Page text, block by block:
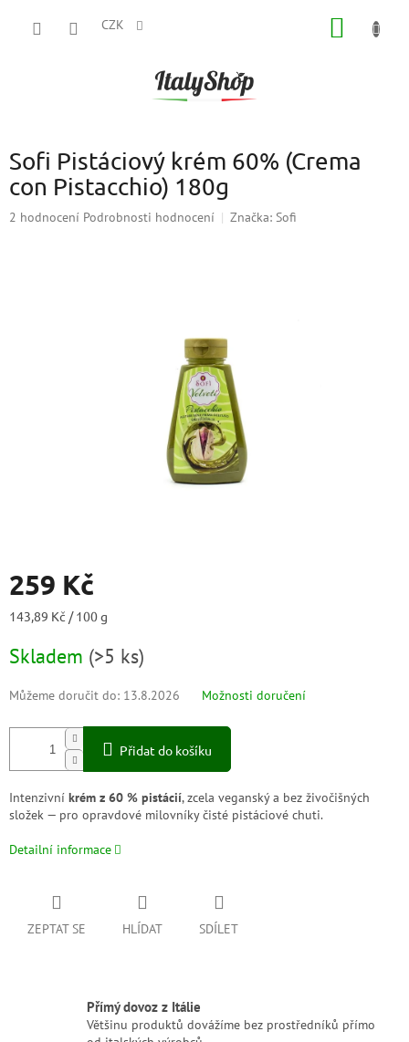
CZK
Sofi Pistáciový krém 60% (Crema
con Pistacchio) 180g
Průměrné
2 hodnocení Podrobnosti hodnocení Značka: Sofi
259 Kč
Měrná
143,89 Kč / 100 g
Skladem (>5 ks)
Můžeme doručit do: 13.8.2026 Možnosti doručení
Přidat do košíku
Intenzivní krém z 60 % pistácií, zcela veganský a bez živočišných
složek — pro opravdové milovníky čisté pistáciové chuti.
Detailní informace
ZEPTAT SE HLÍDAT SDÍLET
Přímý dovoz z Itálie
Většinu produktů dovážíme bez prostředníků přímo